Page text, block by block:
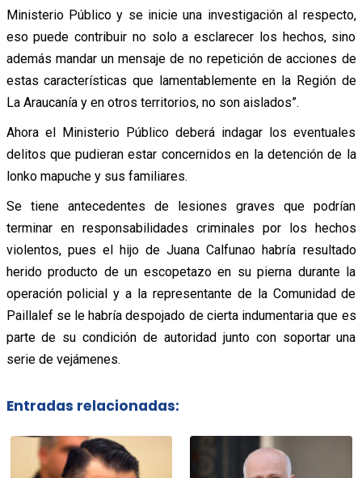
Ministerio Público y se inicie una investigación al respecto,
eso puede contribuir no solo a esclarecer los hechos, sino
además mandar un mensaje de no repetición de acciones de
estas características que lamentablemente en la Región de
La Araucanía y en otros territorios, no son aislados”.
Ahora el Ministerio Público deberá indagar los eventuales
delitos que pudieran estar concernidos en la detención de la
lonko mapuche y sus familiares.
Se tiene antecedentes de lesiones graves que podrían
terminar en responsabilidades criminales por los hechos
violentos, pues el hijo de Juana Calfunao habría resultado
herido producto de un escopetazo en su pierna durante la
operación policial y a la representante de la Comunidad de
Paillalef se le habría despojado de cierta indumentaria que es
parte de su condición de autoridad junto con soportar una
serie de vejámenes.
Entradas relacionadas: